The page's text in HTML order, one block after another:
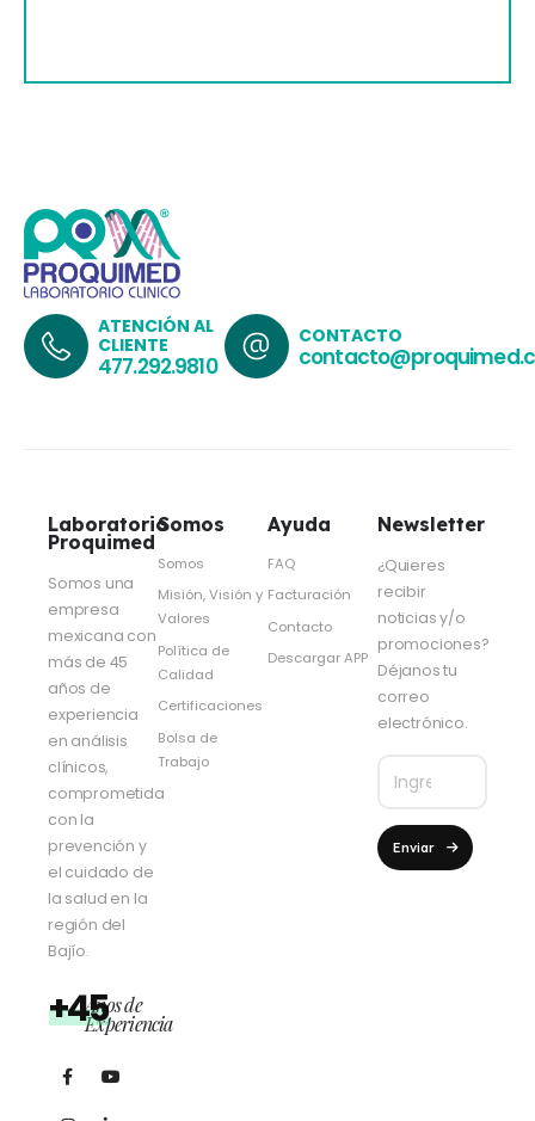
ATENCIÓN AL
CLIENTE
477.292.9810
CONTACTO
Laboratorio
Proquimed
Somos una
empresa
mexicana con
más de 45
años de
experiencia
en análisis
clínicos,
comprometida
con la
prevención y
el cuidado de
la salud en la
región del
Bajío.
+45Años de
Experiencia
Somos
Somos
Misión, Visión y
Valores
Política de
Calidad
Certificaciones
Bolsa de
Trabajo
Ayuda
FAQ
Facturación
Contacto
Descargar APP
Newsletter
¿Quieres
recibir
noticias y/o
promociones?
Déjanos tu
correo
electrónico.
Enviar